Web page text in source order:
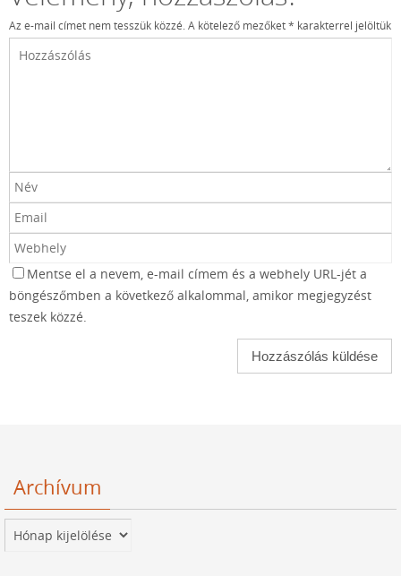
Az e-mail címet nem tesszük közzé.A kötelező mezőket* karakterrel jelöltük
Mentse el a nevem, e-mail címem és a webhely URL-jét a
böngészőmben a következő alkalommal, amikor megjegyzést
teszek közzé.
Archívum
Archívum